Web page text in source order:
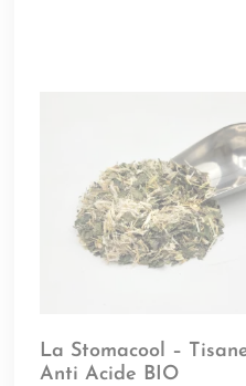
La Stomacool –
Anti Acide BIO